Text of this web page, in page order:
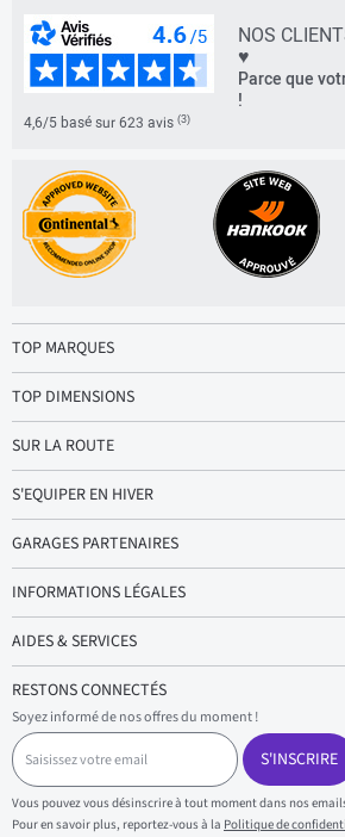
NOS
♥
Parce que
!
4,6/5 basé sur 623 avis (3)
TOP MARQUES
TOP DIMENSIONS
SUR LA ROUTE
S'EQUIPER EN HIVER
GARAGES PARTENAIRES
INFORMATIONS LÉGALES
AIDES & SERVICES
RESTONS CONNECTÉS
Soyez informé de nos offres du moment !
S
a
i
s
i
S'INSCRIRE
Vous pouvez vous désinscrire à tout moment dans nos
Pour en savoir plus, reportez-vous à la Politique de